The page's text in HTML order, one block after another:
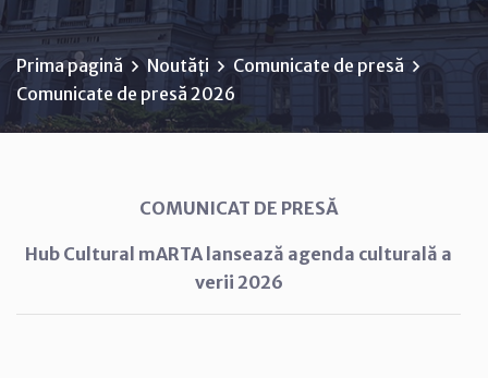
Prima pagină Noutăți
Comunicate de presă
Comunicate de presă 2026
COMUNICAT DE PRESĂ
Hub Cultural mARTA lansează agenda culturală a
verii 2026